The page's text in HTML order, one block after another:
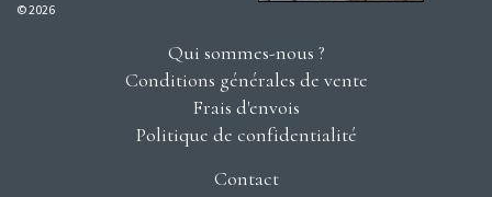
© 2026
Qui sommes-nous ?
Conditions générales de vente
Frais d'envois
Politique de confidentialité
Contact